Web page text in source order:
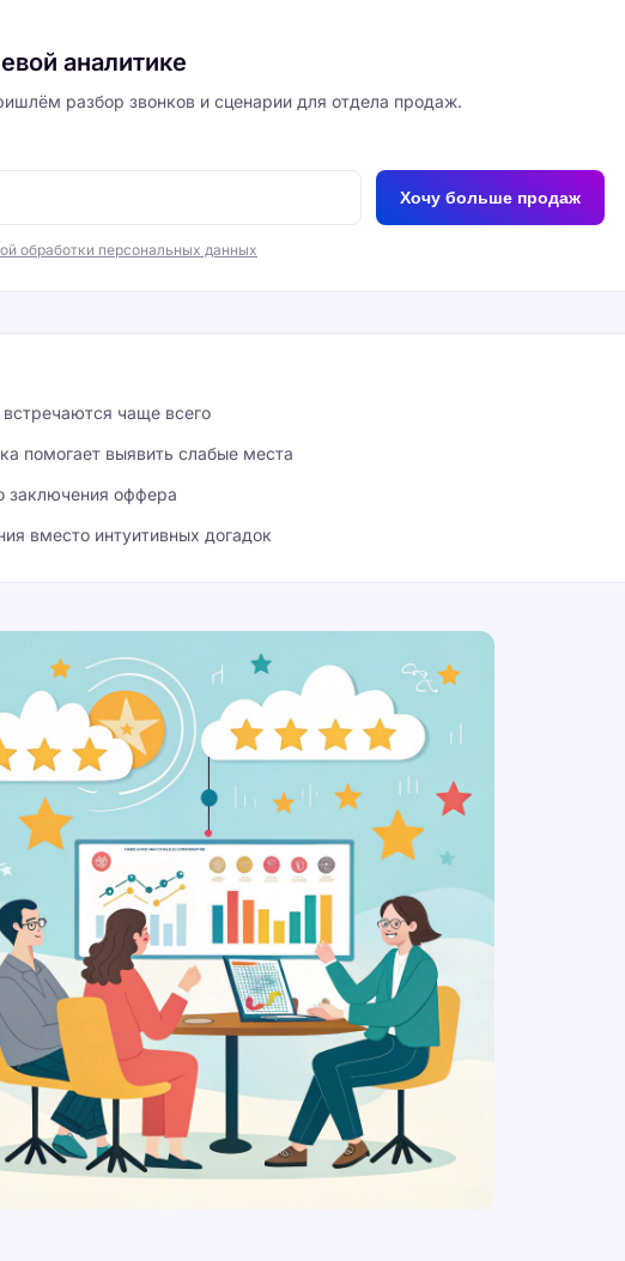
аналитике
разбор звонков и сценарии для отдела продаж.
Хочу больше продаж
обработки персональных данных
чаще всего
помогает выявить слабые места
заключения оффера
вместо интуитивных догадок